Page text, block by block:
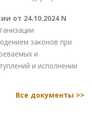
от 24.10.2024 N
законов при
и
и исполнении
Все документы >>